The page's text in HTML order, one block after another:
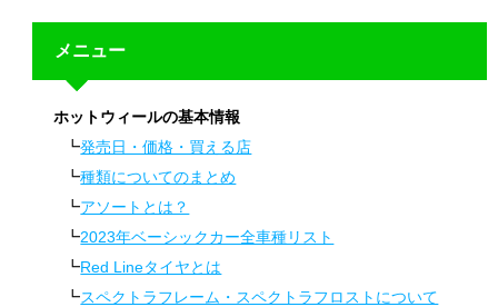
メニュー
ホットウィールの基本情報
発売日・価格・買える店
種類についてのまとめ
アソートとは？
2023年ベーシックカー全車種リスト
Red Lineタイヤとは
スペクトラフレーム・スペクトラフロストについて